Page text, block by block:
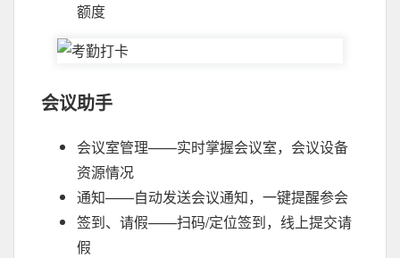
额度
会议助手
会议室管理——实时掌握会议室，会议设备
资源情况
通知——自动发送会议通知，一键提醒参会
签到、请假——扫码/定位签到，线上提交请
假